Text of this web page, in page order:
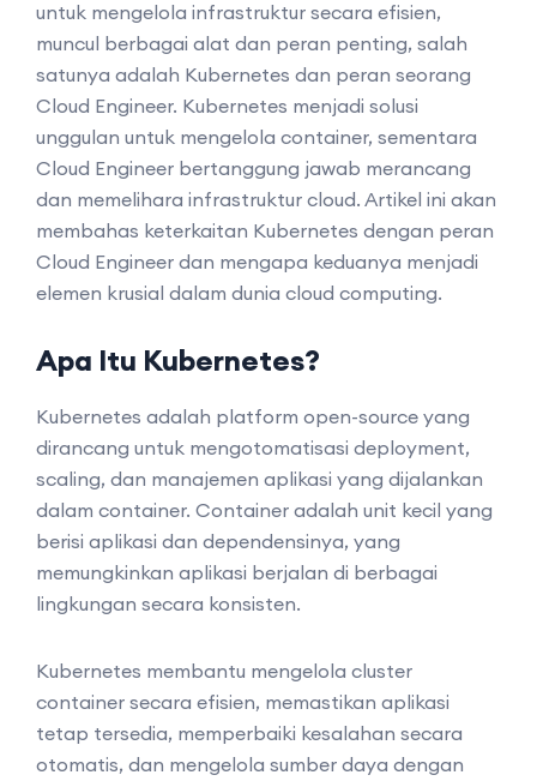
untuk mengelola infrastruktur secara efisien,
muncul berbagai alat dan peran penting, salah
satunya adalah Kubernetes dan peran seorang
Cloud Engineer. Kubernetes menjadi solusi
unggulan untuk mengelola container, sementara
Cloud Engineer bertanggung jawab merancang
dan memelihara infrastruktur cloud. Artikel ini akan
membahas keterkaitan Kubernetes dengan peran
Cloud Engineer dan mengapa keduanya menjadi
elemen krusial dalam dunia cloud computing.
Apa Itu Kubernetes?
Kubernetes adalah platform open-source yang
dirancang untuk mengotomatisasi deployment,
scaling, dan manajemen aplikasi yang dijalankan
dalam container. Container adalah unit kecil yang
berisi aplikasi dan dependensinya, yang
memungkinkan aplikasi berjalan di berbagai
lingkungan secara konsisten.
Kubernetes membantu mengelola cluster
container secara efisien, memastikan aplikasi
tetap tersedia, memperbaiki kesalahan secara
otomatis, dan mengelola sumber daya dengan